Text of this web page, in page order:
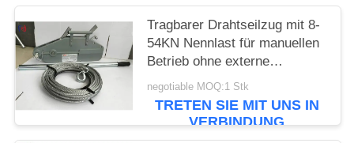
Tragbarer Drahtseilzug mit 8-
54KN Nennlast für manuellen
Betrieb ohne externe
Stromversorgung
negotiable MOQ:1 Stk
TRETEN SIE MIT UNS IN
VERBINDUNG